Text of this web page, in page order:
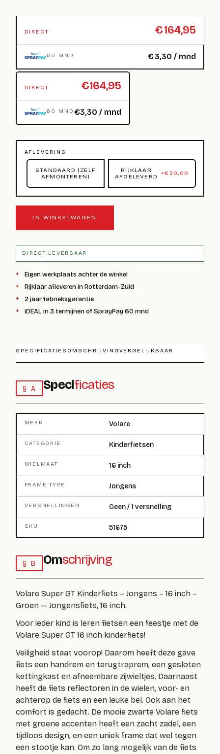
DIRECT €164,95
60 MND €3,30 / mnd
DIRECT €164,95
60 MND€3,30 / mnd
AFLEVERING
STANDAARD (ZELF
AFMONTEREN)
RIJKLAAR
AFGELEVERD
+€ 30,00
IN WINKELWAGEN
DIRECT LEVERBAAR
Eigen werkplaats achter de winkel
Rijklaar afleveren in Rotterdam-Zuid
2 jaar fabrieksgarantie
iDEAL in 3 termijnen of SprayPay 60 mnd
SPECIFICATIES OMSCHRIJVINGVERGELIJKBAAR
§ A Specificaties
MERK Volare
CATEGORIE Kinderfietsen
WIELMAAT 16 inch
FRAME TYPE Jongens
VERSNELLINGEN Geen / 1 versnelling
SKU 51675
§ B Omschrijving
Volare Super GT Kinderfiets – Jongens – 16 inch –
Groen — Jongensfiets, 16 inch.
Voor ieder kind is leren fietsen een feestje met de
Volare Super GT 16 inch kinderfiets!
Veiligheid staat voorop! Daarom heeft deze gave
fiets een handrem en terugtraprem, een gesloten
kettingkast en afneembare zijwieltjes. Daarnaast
heeft de fiets reflectoren in de wielen, voor- en
achterop de fiets en een leuke bel. Ook aan het
comfort is gedacht. De mooie zwarte Volare fiets
met groene accenten heeft een zacht zadel, een
tijdloos design, en een uniek frame dat wel tegen
een stootje kan. Om zo lang mogelijk van de fiets